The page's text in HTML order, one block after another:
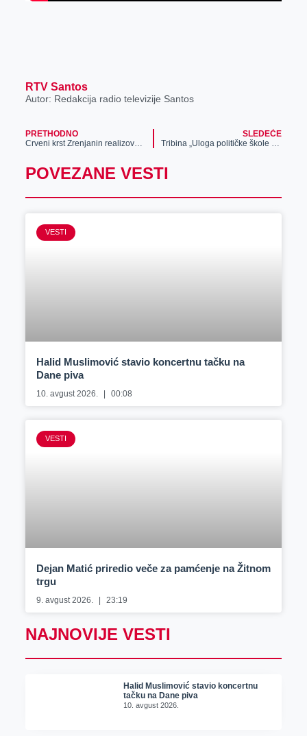
RTV Santos
Autor: Redakcija radio televizije Santos
PRETHODNO
Crveni krst Zrenjanin realizovao pet informativnih radionica iz Programa borbe protiv trgovine ljudima
SLEDEĆE
POVEZANE VESTI
VESTI
Halid Muslimović stavio koncertnu tačku na
Dane piva
10. avgust 2026. 00:08
VESTI
Dejan Matić priredio veče za pamćenje na Žitnom
trgu
9. avgust 2026. 23:19
NAJNOVIJE VESTI
Halid Muslimović stavio koncertnu
tačku na Dane piva
10. avgust 2026.